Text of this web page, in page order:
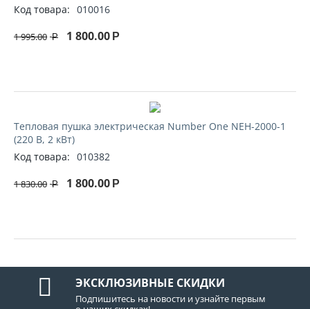
Код товара: 010016
1 995.00 Р 1 800.00 Р
Тепловая пушка электрическая Number One NEH-2000-1
(220 В, 2 кВт)
Код товара: 010382
1 830.00 Р 1 800.00 Р
ЭКСКЛЮЗИВНЫЕ СКИДКИ
Подпишитесь на новости и узнайте первым